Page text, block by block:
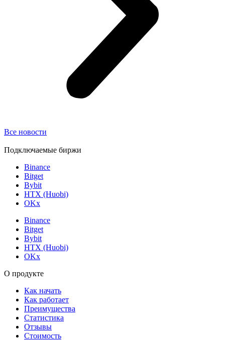
Все новости
Подключаемые биржи
Binance
Bitget
Bybit
HTX (Huobi)
OKx
Binance
Bitget
Bybit
HTX (Huobi)
OKx
О продукте
Как начать
Как работает
Преимущества
Статистика
Отзывы
Стоимость